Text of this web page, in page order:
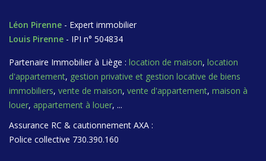
Léon Pirenne - Expert immobilier
Louis Pirenne - IPI n° 504834
Partenaire Immobilier à Liège : location de maison, location
d'appartement, gestion privative et gestion locative de biens
immobiliers, vente de maison, vente d'appartement, maison à
louer, appartement à louer, ...
Assurance RC & cautionnement AXA :
Police collective 730.390.160